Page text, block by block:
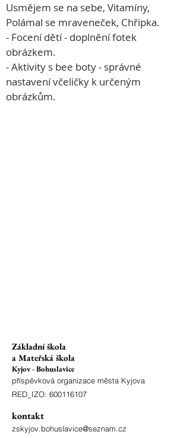
Usmějem se na sebe, Vitamíny,
Polámal se mraveneček, Chřipka.
- Focení dětí - doplnění fotek
obrázkem.
- Aktivity s bee boty - správné
nastavení včeličky k určeným
obrázkům.
Základní škola
a Mateřská škola
Kyjov - Bohuslavice
příspěvková organizace města Kyjova
RED_IZO: 600116107
kontakt
zskyjov.bohuslavice@seznam.cz